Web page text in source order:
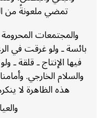
تمضي ملعونةً من
والمجتمعات
بائسة ـ ولو غرقت في
فيها الإنتاج ـ قلقة ـ
والسلام الخارجي.
هذه الظاهرة لا